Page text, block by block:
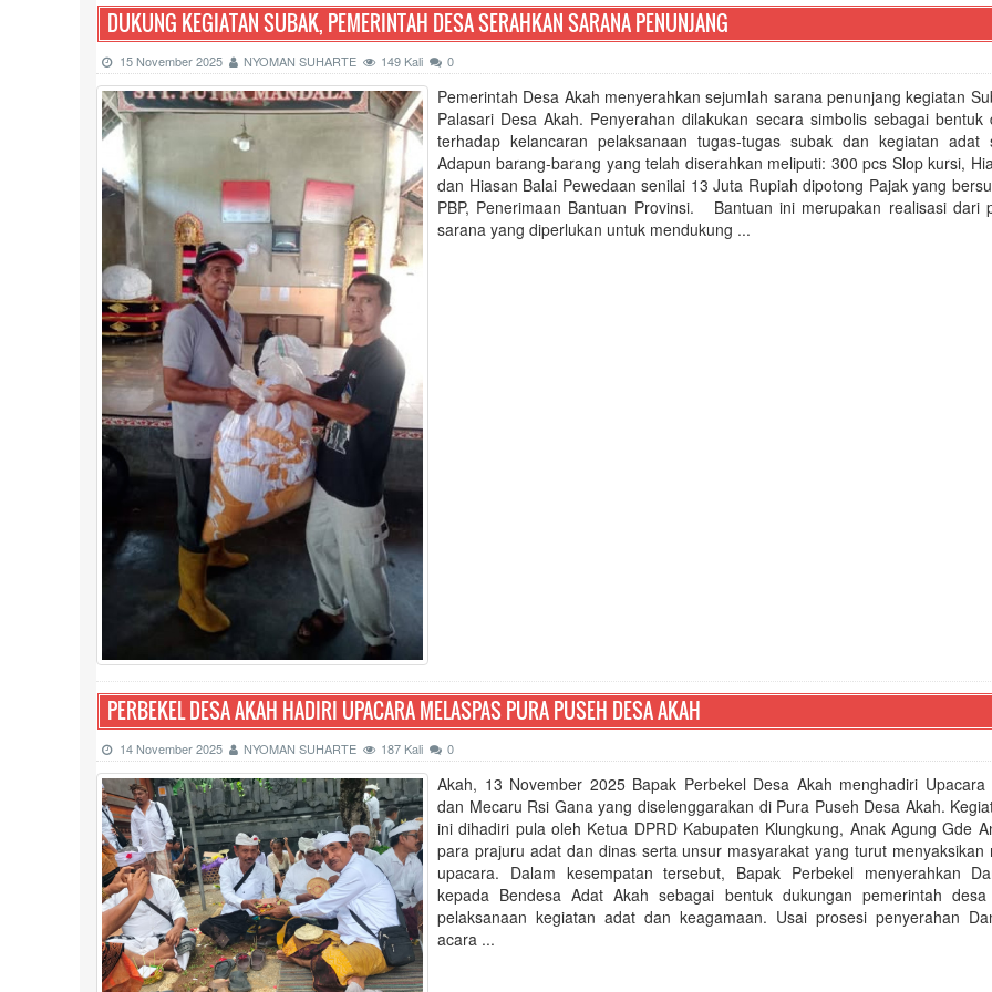
DUKUNG KEGIATAN SUBAK, PEMERINTAH DESA SERAHKAN SARANA PENUNJANG
15 November 2025 NYOMAN SUHARTE 149 Kali 0
Pemerintah Desa Akah menyerahkan sejumlah sarana penunjang kegiatan
Palasari Desa Akah. Penyerahan dilakukan secara simbolis sebagai bentuk
terhadap kelancaran pelaksanaan tugas-tugas subak dan kegiatan adat
Adapun barang-barang yang telah diserahkan meliputi: 300 pcs Slop kursi,
dan Hiasan Balai Pewedaan senilai 13 Juta Rupiah dipotong Pajak yang
PBP, Penerimaan Bantuan Provinsi. Bantuan ini merupakan realisasi dari
sarana yang diperlukan untuk mendukung ...
PERBEKEL DESA AKAH HADIRI UPACARA MELASPAS PURA PUSEH DESA AKAH
14 November 2025 NYOMAN SUHARTE 187 Kali 0
Akah, 13 November 2025 Bapak Perbekel Desa Akah menghadiri Upacara
dan Mecaru Rsi Gana yang diselenggarakan di Pura Puseh Desa Akah.
ini dihadiri pula oleh Ketua DPRD Kabupaten Klungkung, Anak Agung Gde
para prajuru adat dan dinas serta unsur masyarakat yang turut menyaksikan
upacara. Dalam kesempatan tersebut, Bapak Perbekel menyerahkan
kepada Bendesa Adat Akah sebagai bentuk dukungan pemerintah desa
pelaksanaan kegiatan adat dan keagamaan. Usai prosesi penyerahan
acara ...